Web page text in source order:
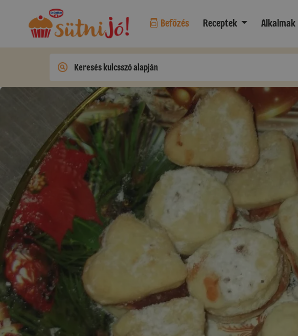
Befőzés Receptek Alkalmak